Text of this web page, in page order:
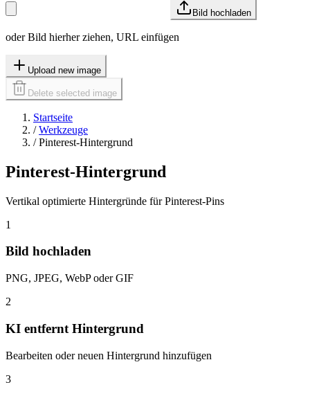
Bild hochladen
oder Bild hierher ziehen, URL einfügen
Upload new image
Delete selected image
Startseite
/ Werkzeuge
/ Pinterest-Hintergrund
Pinterest-Hintergrund
Vertikal optimierte Hintergründe für Pinterest-Pins
1
Bild hochladen
PNG, JPEG, WebP oder GIF
2
KI entfernt Hintergrund
Bearbeiten oder neuen Hintergrund hinzufügen
3